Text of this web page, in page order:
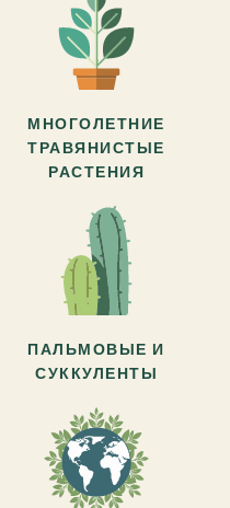
МНОГОЛЕТНИЕ
ТРАВЯНИСТЫЕ
РАСТЕНИЯ
ПАЛЬМОВЫЕ И
СУККУЛЕНТЫ